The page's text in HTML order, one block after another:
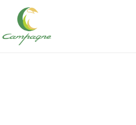
ナ
コ